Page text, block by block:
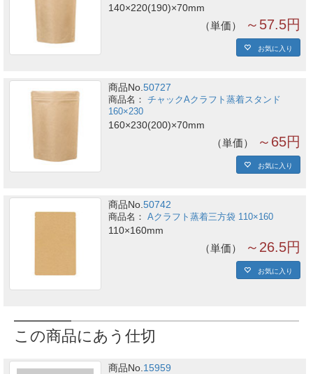
140×220(190)×70mm
単価 ～57.5円
お気に入り
商品No.50727
チャックAクラフト蒸着スタンド
160×230
160×230(200)×70mm
単価 ～65円
お気に入り
商品No.50742
Aクラフト蒸着三方袋 110×160
110×160mm
単価 ～26.5円
お気に入り
この商品にあう仕切
商品No. 15959